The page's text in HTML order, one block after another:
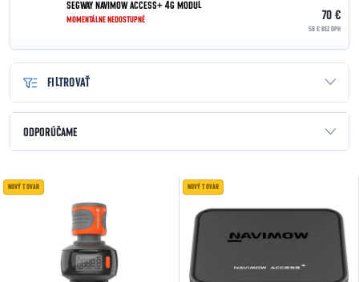
SEGWAY NAVIMOW ACCESS+ 4G MODUL
MOMENTÁLNE NEDOSTUPNÉ 70 €
58 € BEZ DPH
FILTROVAŤ
Radenie produktov
ODPORÚČAME
NAJDRAHŠIE
NAJPREDÁVANEJŠIE
ABECEDNE
Výpis produktov
NOVÝ TOVAR NOVÝ TOVAR